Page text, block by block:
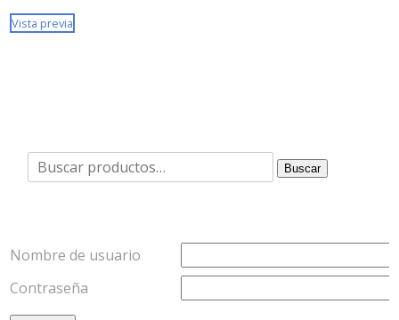
Vista previa
Buscar
por:
Buscar
Nombre de usuario
Contraseña